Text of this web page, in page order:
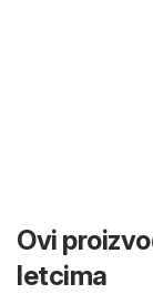
Ovi
letcima